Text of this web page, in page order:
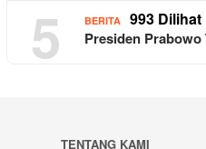
5 BERITA 993 Dilihat
Presiden
TENTANG KAMI